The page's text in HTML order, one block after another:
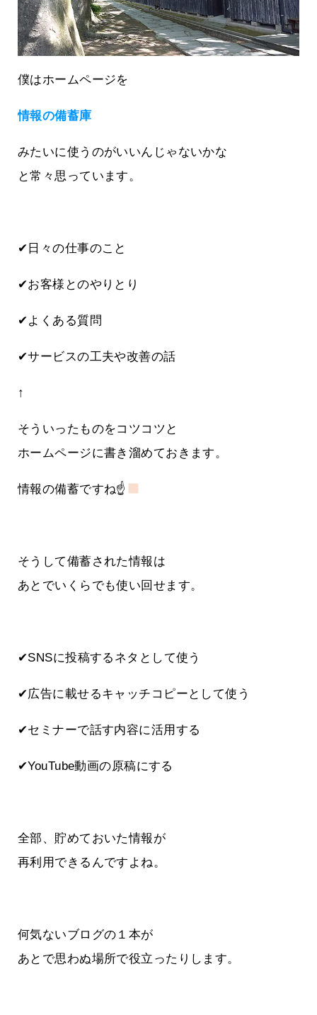
僕はホームページを
情報の備蓄庫
みたいに使うのがいいんじゃないかな
と常々思っています。
✔日々の仕事のこと
✔お客様とのやりとり
✔よくある質問
✔サービスの工夫や改善の話
↑
そういったものをコツコツと
ホームページに書き溜めておきます。
情報の備蓄ですね☝
そうして備蓄された情報は
あとでいくらでも使い回せます。
✔SNSに投稿するネタとして使う
✔広告に載せるキャッチコピーとして使う
✔セミナーで話す内容に活用する
✔YouTube動画の原稿にする
全部、貯めておいた情報が
再利用できるんですよね。
何気ないブログの１本が
あとで思わぬ場所で役立ったりします。